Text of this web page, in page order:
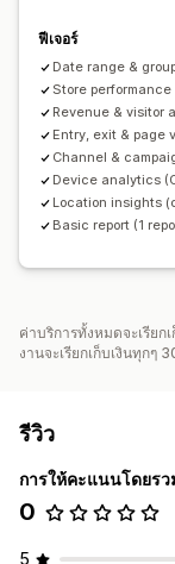
รายงานที่กำหนดเอง
กำหนดเวลารายงาน
ฟีเจอร์
Date range &
Store performance
Revenue & visitor
Entry, exit & page
Channel &
Device analytics
Location insights
Basic report (1
ค่าบริการทั้งหมดจะเรียก
งานจะเรียกเก็บเงินทุกๆ
รีวิว
การให้คะแนนโดยรว
0
5